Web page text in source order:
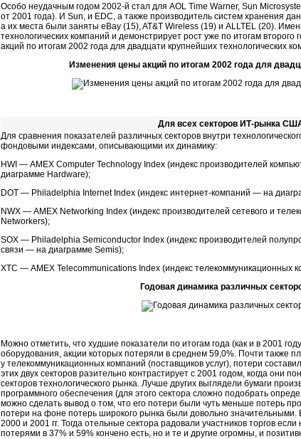
Особо неудачным годом 2002-й стал для AOL Time Warner, Sun
от 2001 года). И Sun, и EDC, а также производитель систем хранения
а их места были заняты eBay (15), AT&T Wireless (19) и ALLTEL (20).
технологических компаний и демонстрирует рост уже по итогам
акций по итогам 2002 года для двадцати крупнейших технологических
Изменения цены акций по итогам 2002 года для
Для всех секторов ИТ-рынка
Для сравнения показателей различных секторов внутри
фондовыми индексами, описывающими их динамику:
HWI — AMEX Computer Technology Index (индекс производителей
диаграмме Hardware);
DOT — Philadelphia Internet Index (индекс интернет-компаний — на
NWX — AMEX Networking Index (индекс производителей сетевого и
Networkers);
SOX — Philadelphia Semiconductor Index (индекс производителей
связи — на диаграмме Semis);
XTC — AMEX Telecommunications Index (индекс телекоммуникационных
Годовая динамика различных
Можно отметить, что худшие показатели по итогам года (как и в 2001
оборудования, акции которых потеряли в среднем 59,0%. Почти также
у телекоммуникационных компаний (поставщиков услуг), потери
этих двух секторов разительно контрастирует с 2001 годом, когда они
секторов технологического рынка. Лучше других выглядели бумаги
программного обеспечения (для этого сектора сложно подобрать
можно сделать вывод о том, что его потери были чуть меньше потерь
потери на фоне потерь широкого рынка были довольно значительными.
2000 и 2001 гг. Тогда отельные сектора радовали участников торгов
потерями в 37% и 59% кончено есть, но и те и другие огромны, и